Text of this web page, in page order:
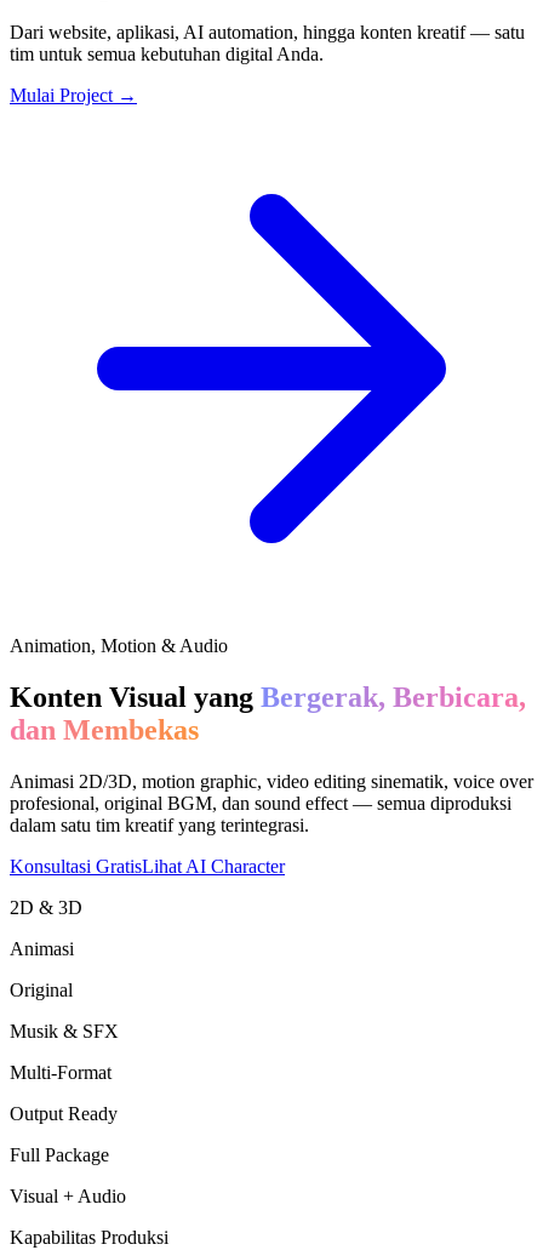
Dari website, aplikasi, AI automation, hingga konten kreatif — satu
tim untuk semua kebutuhan digital Anda.
Mulai Project →
Animation, Motion & Audio
Konten Visual yang Bergerak, Berbicara,
dan Membekas
Animasi 2D/3D, motion graphic, video editing sinematik, voice over
profesional, original BGM, dan sound effect — semua diproduksi
dalam satu tim kreatif yang terintegrasi.
Konsultasi GratisLihat AI Character
2D & 3D
Animasi
Original
Musik & SFX
Multi-Format
Output Ready
Full Package
Visual + Audio
Kapabilitas Produksi